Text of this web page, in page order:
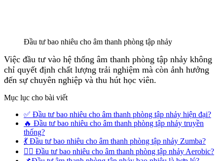
Đầu tư bao nhiêu cho âm thanh phòng tập nhảy
Việc đầu tư vào hệ thống âm thanh phòng tập nhảy không
chỉ quyết định chất lượng trải nghiệm mà còn ảnh hưởng
đến sự chuyên nghiệp và thu hút học viên.
Mục lục cho bài viết
✅ Đầu tư bao nhiêu cho âm thanh phòng tập nhảy hiện đại?
🔥 Đầu tư bao nhiêu cho âm thanh phòng tập nhảy truyền
thống?
💃 Đầu tư bao nhiêu cho âm thanh phòng tập nhảy Zumba?
🏋️‍♂️ Đầu tư bao nhiêu cho âm thanh phòng tập nhảy Aerobic?